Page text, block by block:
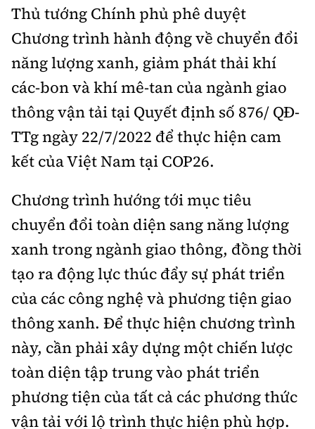
Thủ tướng Chính phủ phê duyệt
Chương trình hành động về chuyển đổi
năng lượng xanh, giảm phát thải khí
các-bon và khí mê-tan của ngành giao
thông vận tải tại Quyết định số 876/ QĐ-
TTg ngày 22/7/2022 để thực hiện cam
kết của Việt Nam tại COP26.
Chương trình hướng tới mục tiêu
chuyển đổi toàn diện sang năng lượng
xanh trong ngành giao thông, đồng thời
tạo ra động lực thúc đẩy sự phát triển
của các công nghệ và phương tiện giao
thông xanh. Để thực hiện chương trình
này, cần phải xây dựng một chiến lược
toàn diện tập trung vào phát triển
phương tiện của tất cả các phương thức
vận tải với lộ trình thực hiện phù hợp.